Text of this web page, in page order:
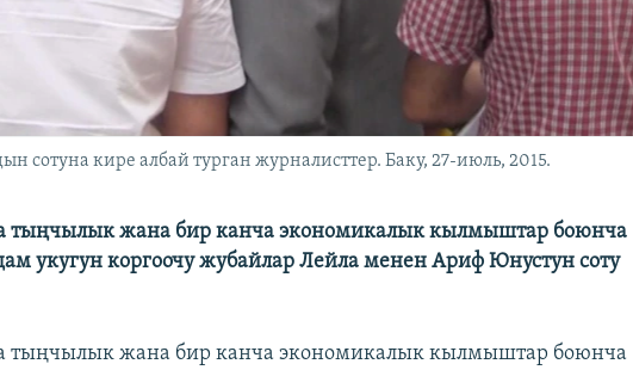
сотуна кире албай турган журналисттер. Баку, 27-июль, 2015.
тыңчылык жана бир канча экономикалык кылмыштар боюнча
укугун коргоочу жубайлар Лейла менен Ариф Юнустун соту
тыңчылык жана бир канча экономикалык кылмыштар боюнча